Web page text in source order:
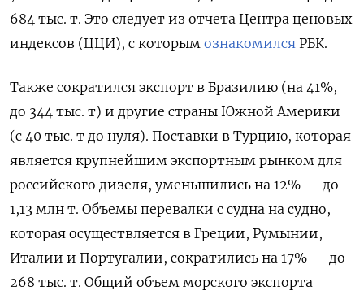
684 тыс. т. Это следует из отчета Центра ценовых
индексов (ЦЦИ), с которым ознакомился РБК.
Также сократился экспорт в Бразилию (на 41%,
до 344 тыс. т) и другие страны Южной Америки
(с 40 тыс. т до нуля). Поставки в Турцию, которая
является крупнейшим экспортным рынком для
российского дизеля, уменьшились на 12% — до
1,13 млн т. Объемы перевалки с судна на судно,
которая осуществляется в Греции, Румынии,
Италии и Португалии, сократились на 17% — до
268 тыс. т. Общий объем морского экспорта